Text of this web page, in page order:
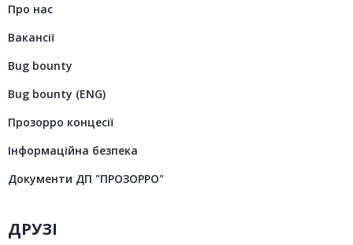
Про нас
Вакансії
Bug bounty
Bug bounty (ENG)
Прозорро концесії
Інформаційна безпека
Документи ДП "ПРОЗОРРО"
ДРУЗІ